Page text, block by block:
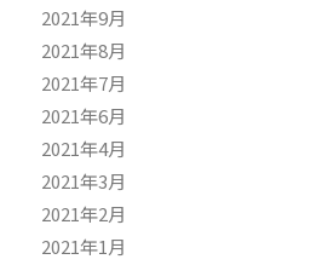
2021年9月
2021年8月
2021年7月
2021年6月
2021年4月
2021年3月
2021年2月
2021年1月